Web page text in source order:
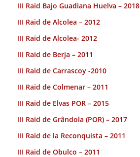
III Raid Bajo Guadiana Huelva – 2018
III Raid de Alcolea – 2012
III Raid de Alcolea- 2012
III Raid de Berja – 2011
III Raid de Carrascoy -2010
III Raid de Colmenar – 2011
III Raid de Elvas POR – 2015
III Raid de Grândola (POR) – 2017
III Raid de la Reconquista – 2011
III Raid de Obulco – 2011